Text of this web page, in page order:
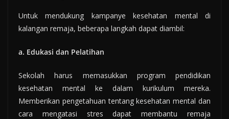
Untuk mendukung kampanye kesehatan mental di
kalangan remaja, beberapa langkah dapat diambil:
a. Edukasi dan Pelatihan
Sekolah harus memasukkan program pendidikan
kesehatan mental ke dalam kurikulum mereka.
Memberikan pengetahuan tentang kesehatan mental dan
cara mengatasi stres dapat membantu remaja